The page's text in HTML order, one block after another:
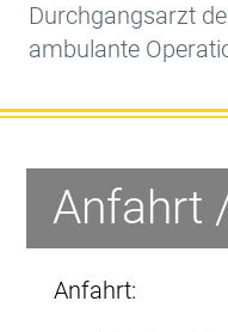
Durchgangsarzt
ambulante
Anfahrt
Anfahrt: